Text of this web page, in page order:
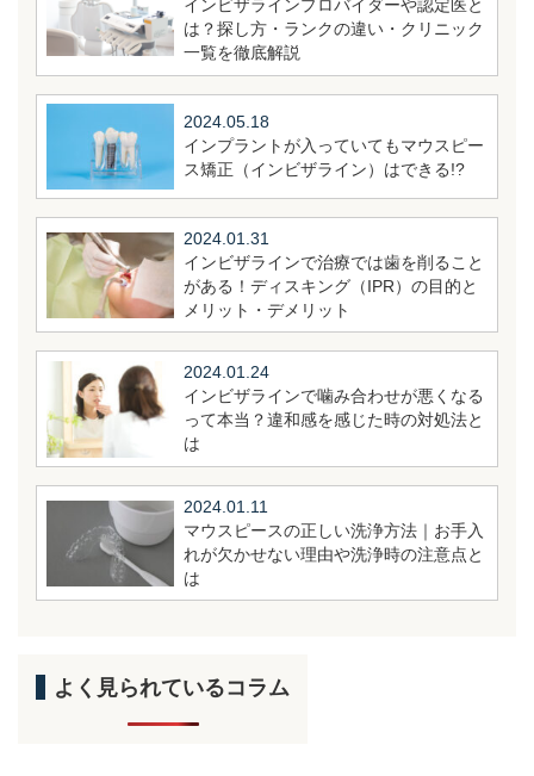
インビザラインプロバイダーや認定医と
は？探し方・ランクの違い・クリニック
一覧を徹底解説
2024.05.18
インプラントが入っていてもマウスピー
ス矯正（インビザライン）はできる!?
2024.01.31
インビザラインで治療では歯を削ること
がある！ディスキング（IPR）の目的と
メリット・デメリット
2024.01.24
インビザラインで噛み合わせが悪くなる
って本当？違和感を感じた時の対処法と
は
2024.01.11
マウスピースの正しい洗浄方法｜お手入
れが欠かせない理由や洗浄時の注意点と
は
よく見られているコラム